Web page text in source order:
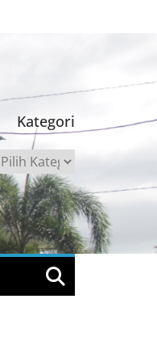
Kategori
Kategori